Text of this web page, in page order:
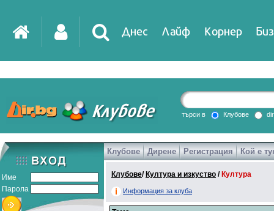
Днес Лайф Корнер
DirTV Impressio
Games
търси в Клубове
Име
Парола
Клубове Дирене Регистрация Кой е
Клубове/ Култура и изкуство / Култура
Информация за клуба